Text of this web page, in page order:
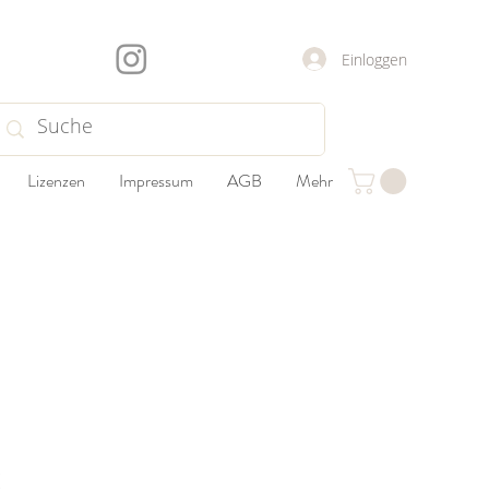
Einloggen
Lizenzen Impressum AGB Mehr